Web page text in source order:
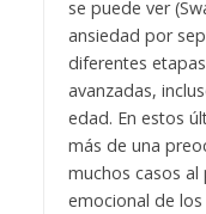
se puede ver
ansiedad por
diferentes
avanzadas,
edad. En estos
más de una
muchos casos
emocional de los